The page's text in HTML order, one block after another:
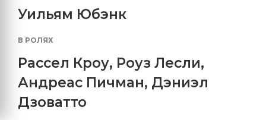
Уильям Юбэнк
В РОЛЯХ
Рассел Кроу, Роуз Лесли,
Андреас Пичман, Дэниэл
Дзоватто